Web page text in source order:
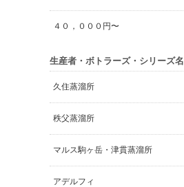
４０，０００円〜
生産者・ボトラーズ・シリーズ名
久住蒸溜所
秩父蒸溜所
マルス駒ヶ岳・津貫蒸溜所
アデルフィ